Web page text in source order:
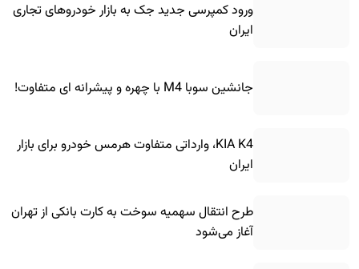
ورود کمپرسی جدید جک به بازار خودروهای تجاری
ایران
جانشین سوبا M4 با چهره و پیشرانه ای متفاوت!
KIA K4، وارداتی متفاوت هرمس خودرو برای بازار
ایران
طرح انتقال سهمیه سوخت به کارت بانکی از تهران
آغاز می‌شود